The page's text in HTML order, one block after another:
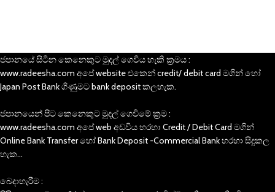
ජපානයේ සිටින කෙනෙකුට මුදල් ගෙවිය හැකි ක්‍රමය :
www.radeesha.com අපේ website එකෙන් credit/ debit card මගින් හෝ
Japan Post Bank ගිණුමට bank deposit කලහැක.
ජපානයෙන් පිට කෙනෙකුට මුදල් ගෙවිමේ ක්‍රම :
www.radeesha.com අපේ web අඩවිය හරහා Credit / Debit Card මගින්
Online Bank Transfer හෝ Bank Deposit -Commercial Bank හරහා සිදුකල
හැක…
බෙදාහැරීම :